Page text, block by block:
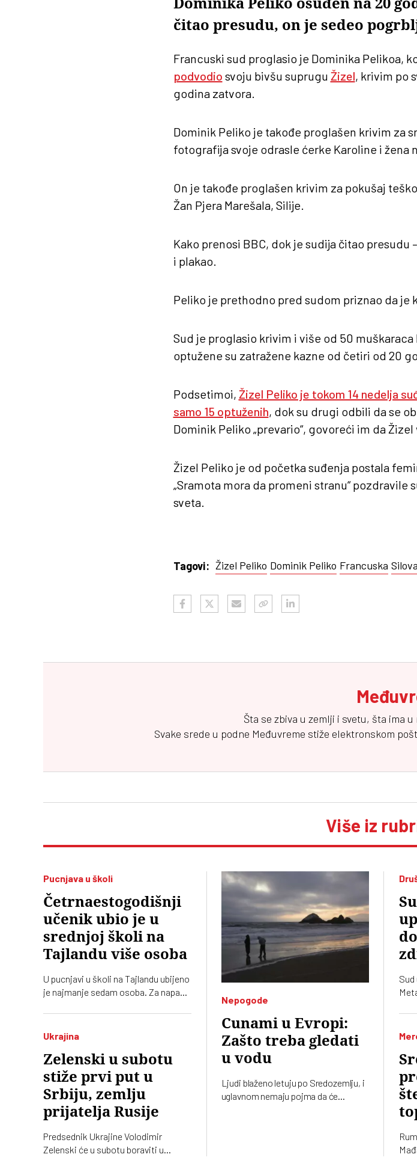
Dominika Peliko osuđen na 20
čitao presudu, on je sedeo
Francuski sud proglasio je Dominika Pelikoa,
podvodio svoju bivšu suprugu Žizel, krivim po
godina zatvora.
Dominik Peliko je takođe proglašen krivim za
fotografija svoje odrasle ćerke Karoline i žena
On je takođe proglašen krivim za pokušaj
Žan Pjera Marešala, Silije.
Kako prenosi BBC, dok je sudija čitao
i plakao.
Peliko je prethodno pred sudom priznao da je
Sud je proglasio krivim i više od 50
optužene su zatražene kazne od četiri od 20
Podsetimoi, Žizel Peliko je tokom 14 nedelja
samo 15 optuženih, dok su drugi odbili da se
Dominik Peliko „prevario“, govoreći im da
Žizel Peliko je od početka suđenja postala
„Sramota mora da promeni stranu“ pozdravile
sveta.
Tagovi: Žizel Peliko Dominik Peliko Francuska
Šta se zbiva u zemlji i svetu, šta ima
Svake srede u podne Međuvreme stiže elektronskom
Više iz
Nepogode
Cunami u Evropi:
Zašto treba gledati
u vodu
Ljudi blaženo letuju po Sredozemlju, i
uglavnom nemaju pojma da će
Pucnjava u školi
Četrnaestogodišnji
učenik ubio je u
srednjoj školi na
Tajlandu više osoba
U pucnjavi u školi na Tajlandu ubijeno
je najmanje sedam osoba. Za napad
Ukrajina
Zelenski u subotu
stiže prvi put u
Srbiju, zemlju
prijatelja Rusije
Predsednik Ukrajine Volodimir
Zelenski će u subotu boraviti u